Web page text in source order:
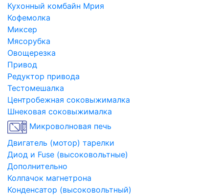
Кухонный комбайн Мрия
Кофемолка
Миксер
Мясорубка
Овощерезка
Привод
Редуктор привода
Тестомешалка
Центробежная соковыжималка
Шнековая соковыжималка
Микроволновая печь
Двигатель (мотор) тарелки
Диод и Fuse (высоковольтные)
Дополнительно
Колпачок магнетрона
Конденсатор (высоковольтный)